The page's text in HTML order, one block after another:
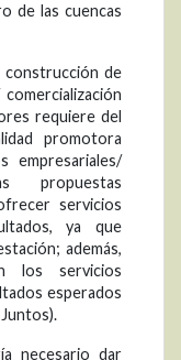
de las cuencas
construcción de
requiere del
promotora
empresariales/
propuestas
servicios
ya que
además,
los servicios
esperados
necesario dar